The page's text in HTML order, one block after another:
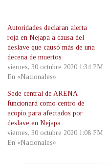
Autoridades declaran alerta
roja en Nejapa a causa del
deslave que causó más de una
decena de muertos
viernes, 30 octubre 2020 1:34 PM
En «Nacionales»
Sede central de ARENA
funcionará como centro de
acopio para afectados por
deslave en Nejapa
viernes, 30 octubre 2020 1:08 PM
En «Nacionales»